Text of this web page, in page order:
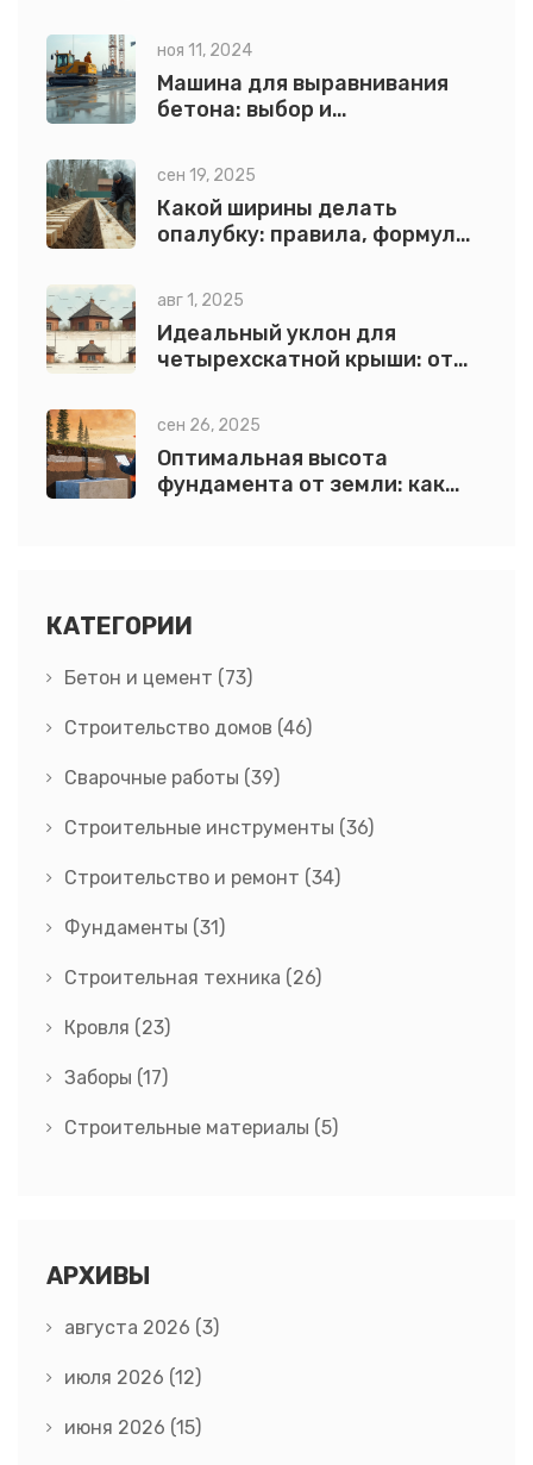
строительные инструменты
ноя 11, 2024
Машина для выравнивания
бетона: выбор и
сен 19, 2025
Какой ширины делать
опалубку: правила, формулы
плиты и лестницы
авг 1, 2025
Идеальный уклон для
четырехскатной крыши: от
сен 26, 2025
Оптимальная высота
фундамента от земли: как
КАТЕГОРИИ
Бетон и цемент (73)
Строительство домов (46)
Сварочные работы (39)
Строительные инструменты (36)
Строительство и ремонт (34)
Фундаменты (31)
Строительная техника (26)
Кровля (23)
Заборы (17)
Строительные материалы (5)
АРХИВЫ
августа 2026 (3)
июля 2026 (12)
июня 2026 (15)